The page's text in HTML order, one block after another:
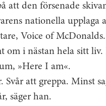
att den försenade
nationella upplaga
Voice of McDonalds.
i nästan hela sitt liv.
»Here I am«.
att greppa. Minst
säger han.